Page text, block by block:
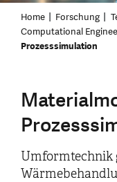
Home Forschung
Computational
Prozesssimulation
Umformtechnik